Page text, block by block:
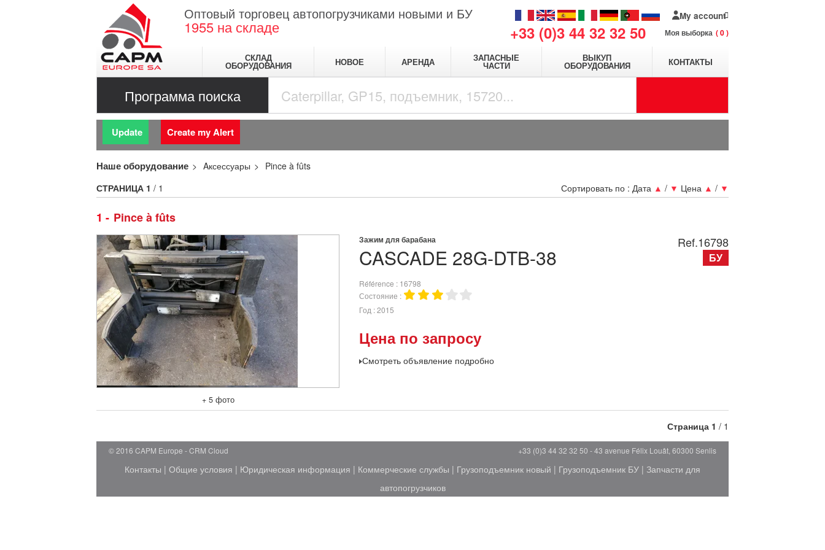
Оптовый торговец автопогрузчиками новыми и БУ
1955 на складе +33 (0)3 44 32 32 50
My account
Моя выборка 0
СКЛАД
ОБОРУДОВАНИЯ НОВОЕ АРЕНДА ЗАПАСНЫЕ
ЧАСТИ
ВЫКУП
ОБОРУДОВАНИЯ КОНТАКТЫ
Программа поиска
Update Create my Alert
Наше оборудование Aксессуары Pince à fûts
1 Pince à fûts
Сортировать по : Дата ▲ / ▼ Цена ▲ / ▼
СТРАНИЦА 1 / 1
+ 5 фото
CASCADE 28G-DTB-38
Зажим для барабана
Référence
16798
Состояние
Год 2015
Цена по запросу
Смотреть объявление подробно
Ref.16798
БУ
Страница 1 / 1
© 2016 CAPM Europe CRM Cloud +33 (0)3 44 32 32 50 - 43 avenue Félix Louât, 60300 Senlis
Контакты | Общие условия | Юридическая информация | Коммерческие службы | Грузоподъемник новый | Грузоподъемник БУ | Запчасти для
автопогрузчиков